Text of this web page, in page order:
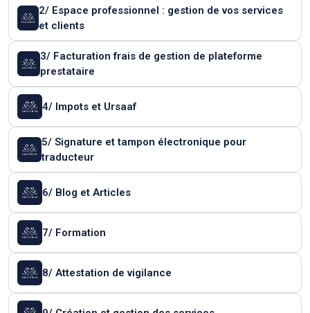
2/ Espace professionnel : gestion de vos services
et clients
3/ Facturation frais de gestion de plateforme
prestataire
4/ Impots et Ursaaf
5/ Signature et tampon électronique pour
traducteur
6/ Blog et Articles
7/ Formation
8/ Attestation de vigilance